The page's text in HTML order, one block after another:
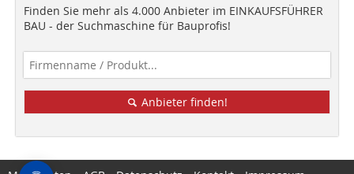
Finden Sie mehr als 4.000 Anbieter im EINKAUFSFÜHRER
BAU - der Suchmaschine für Bauprofis!
Anbieter finden!